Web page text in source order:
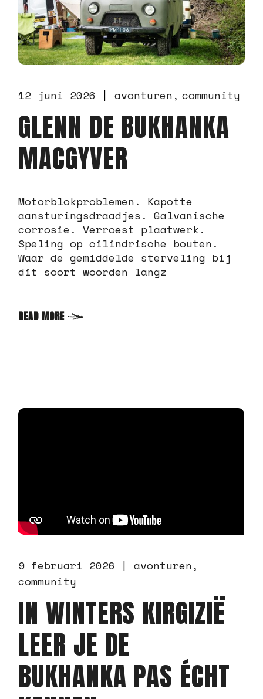
12 juni 2026 avonturen community
GLENN DE BUKHANKA
MACGYVER
Motorblokproblemen. Kapotte
aansturingsdraadjes. Galvanische
corrosie. Verroest plaatwerk.
Speling op cilindrische bouten.
Waar de gemiddelde sterveling bij
dit soort woorden langz
READ MORE
9 februari 2026
avonturen
community
IN WINTERS KIRGIZIË
LEER JE DE
BUKHANKA PAS ÉCHT